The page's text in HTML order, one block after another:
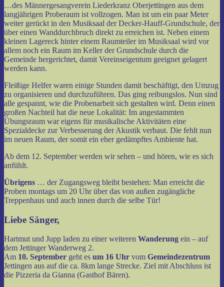
…des Männergesangverein Liederkranz Oberjettingen aus dem
langjährigen Proberaum ist vollzogen. Man ist um ein paar Meter
weiter gerückt in den Musiksaal der Decker-Hauff-Grundschule, der
über einen Wanddurchbruch direkt zu erreichen ist. Neben einem
kleinen Lagereck hinter einem Raumteiler im Musiksaal wird vor
allem noch ein Raum im Keller der Grundschule durch die
Gemeinde hergerichtet, damit Vereinseigentum geeignet gelagert
werden kann.
Fleißige Helfer waren einige Stunden damit beschäftigt, den Umzug
zu organisieren und durchzuführen. Das ging reibungslos. Nun sind
alle gespannt, wie die Probenarbeit sich gestalten wird. Denn einen
großen Nachteil hat die neue Lokalität: Im angestammten
Übungsraum war eigens für musikalische Aktivitäten eine
Spezialdecke zur Verbesserung der Akustik verbaut. Die fehlt nun
im neuen Raum, der somit ein eher gedämpftes Ambiente hat.
Ab dem 12. September werden wir sehen – und hören, wie es sich
anfühlt.
Übrigens … der Zugangsweg bleibt bestehen: Man erreicht die
Proben montags um 20 Uhr über das von außen zugängliche
Treppenhaus und auch innen durch die selbe Tür!
Liebe Sänger,
Hartmut und Jupp laden zu einer weiteren Wanderung ein – auf
dem Jettinger Wanderweg 2.
Am 10. September geht es um 16 Uhr vom Gemeindezentrum
Jettingen aus auf die ca. 8km lange Strecke. Ziel mit Abschluss ist
die Pizzeria da Gianna (Gasthof Bären).